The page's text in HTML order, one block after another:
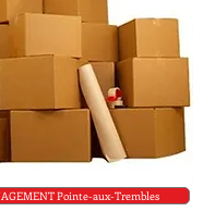
Pointe-aux-Trembles